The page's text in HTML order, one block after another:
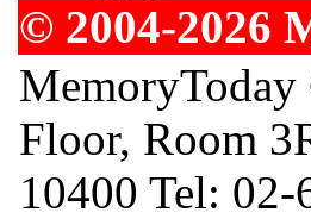
© 2004-2026
Floor, Room
10400 Tel: